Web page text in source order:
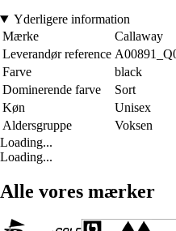
Yderligere information
Mærke
Callaway
Leverandør reference
Farve
black
Dominerende farve
Sort
Køn
Unisex
Aldersgruppe
Voksen
Loading...
Loading...
Alle vores mærker